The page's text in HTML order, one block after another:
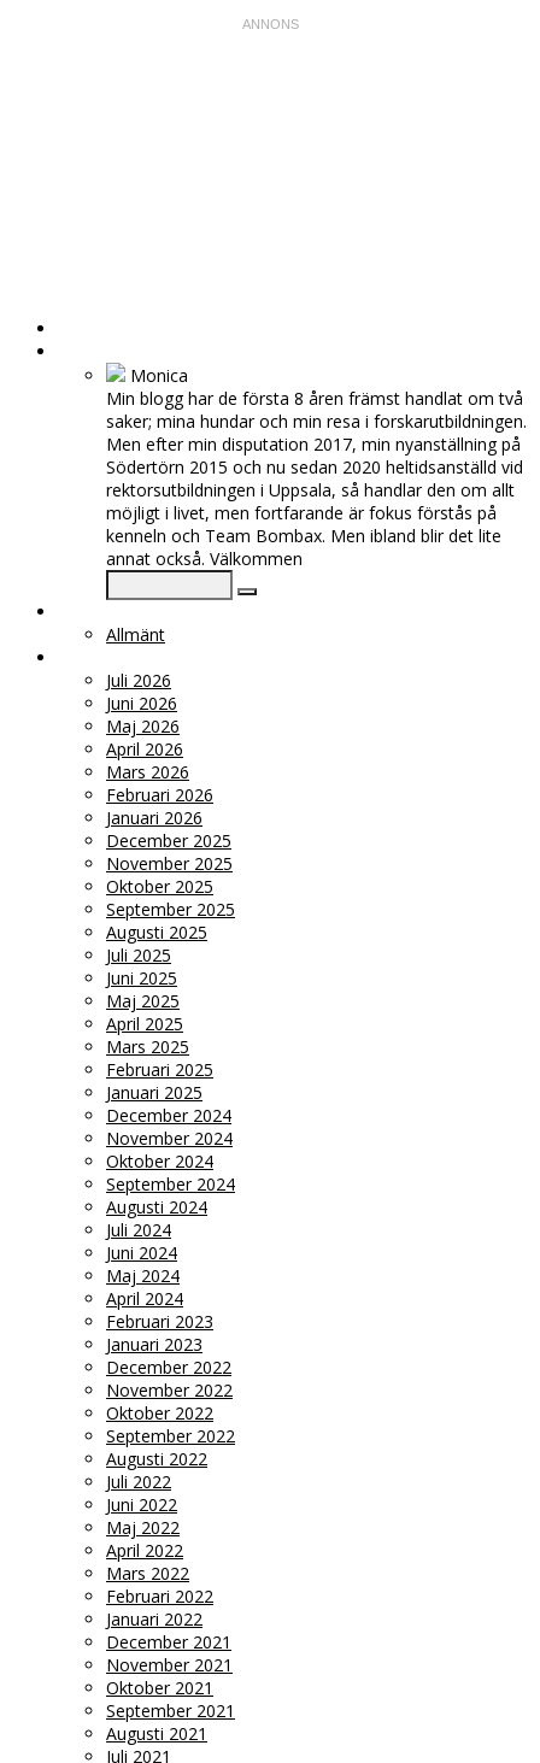
Monica
Min blogg har de första 8 åren främst handlat om två
saker; mina hundar och min resa i forskarutbildningen.
Men efter min disputation 2017, min nyanställning på
Södertörn 2015 och nu sedan 2020 heltidsanställd vid
rektorsutbildningen i Uppsala, så handlar den om allt
möjligt i livet, men fortfarande är fokus förstås på
kenneln och Team Bombax. Men ibland blir det lite
annat också. Välkommen
Allmänt
Juli 2026
Juni 2026
Maj 2026
April 2026
Mars 2026
Februari 2026
Januari 2026
December 2025
November 2025
Oktober 2025
September 2025
Augusti 2025
Juli 2025
Juni 2025
Maj 2025
April 2025
Mars 2025
Februari 2025
Januari 2025
December 2024
November 2024
Oktober 2024
September 2024
Augusti 2024
Juli 2024
Juni 2024
Maj 2024
April 2024
Februari 2023
Januari 2023
December 2022
November 2022
Oktober 2022
September 2022
Augusti 2022
Juli 2022
Juni 2022
Maj 2022
April 2022
Mars 2022
Februari 2022
Januari 2022
December 2021
November 2021
Oktober 2021
September 2021
Augusti 2021
Juli 2021